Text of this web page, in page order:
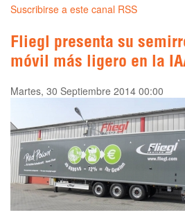
Suscribirse a este canal RSS
Fliegl presenta su
móvil más ligero en la
Martes, 30 Septiembre 2014 00:00